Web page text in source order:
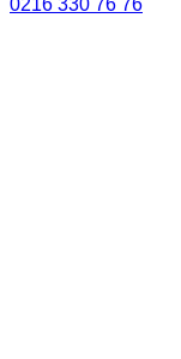
0216 330 76 76